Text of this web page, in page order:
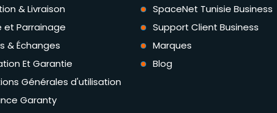
& Livraison
et Parrainage
& Échanges
Et Garantie
Générales d'utilisation
Garanty
SpaceNet Tunisie Business
Support Client Business
Marques
Blog